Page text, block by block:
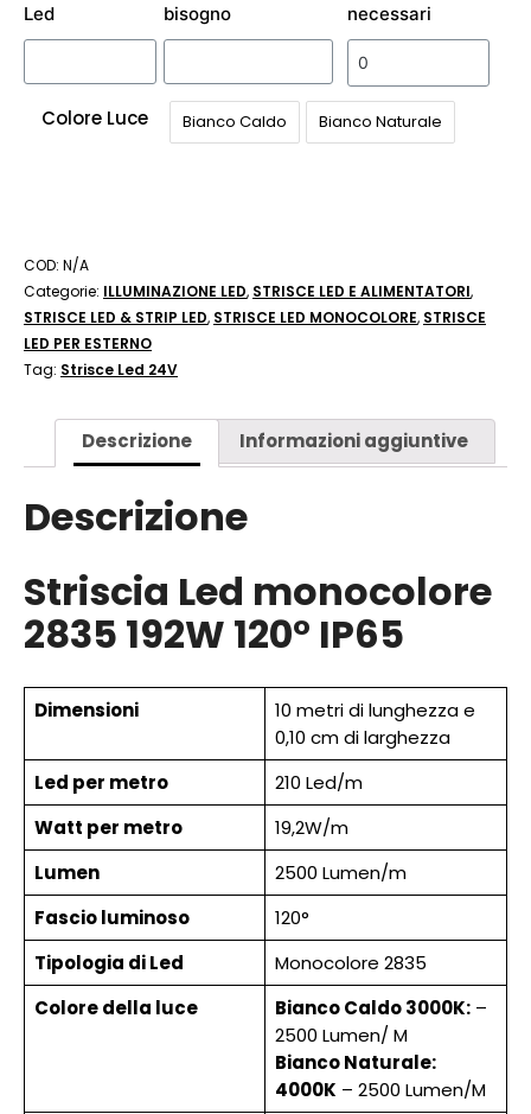
Led
bisogno
necessari
Colore Luce Bianco Caldo Bianco Naturale
COD: N/A
Categorie: ILLUMINAZIONE LED, STRISCE LED E ALIMENTATORI,
STRISCE LED & STRIP LED, STRISCE LED MONOCOLORE, STRISCE
LED PER ESTERNO
Tag: Strisce Led 24V
Descrizione Informazioni aggiuntive
Descrizione
Striscia Led monocolore
2835 192W 120° IP65
Dimensioni
10 metri di lunghezza e
0,10 cm di larghezza
Led per metro
210 Led/m
Watt per metro
19,2W/m
Lumen
2500 Lumen/m
Fascio luminoso
120°
Tipologia di Led
Monocolore 2835
Colore della luce
Bianco Caldo 3000K:–
2500 Lumen/ M
Bianco Naturale:
4000K – 2500 Lumen/M